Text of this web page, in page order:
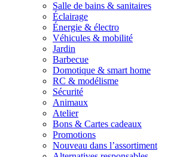
Salle de bains & sanitaires
Éclairage
Énergie & électro
Véhicules & mobilité
Jardin
Barbecue
Domotique & smart home
RC & modélisme
Sécurité
Animaux
Atelier
Bons & Cartes cadeaux
Promotions
Nouveau dans l’assortiment